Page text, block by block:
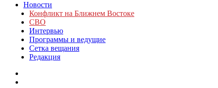
Новости
Конфликт на Ближнем Востоке
СВО
Интервью
Программы и ведущие
Сетка вещания
Редакция